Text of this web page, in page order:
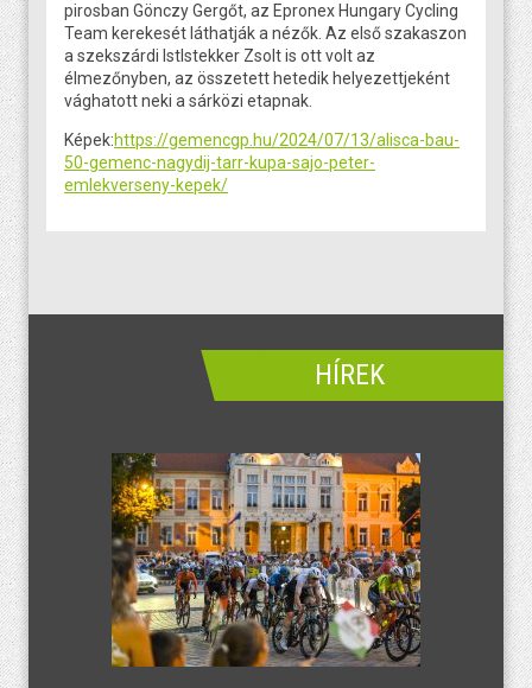
pirosban Gönczy Gergőt, az Epronex Hungary Cycling
Team kerekesét láthatják a nézők. Az első szakaszon
a szekszárdi Istlstekker Zsolt is ott volt az
élmezőnyben, az összetett hetedik helyezettjeként
vághatott neki a sárközi etapnak.
Képek:https://gemencgp.hu/2024/07/13/alisca-bau-
50-gemenc-nagydij-tarr-kupa-sajo-peter-
emlekverseny-kepek/
HÍREK